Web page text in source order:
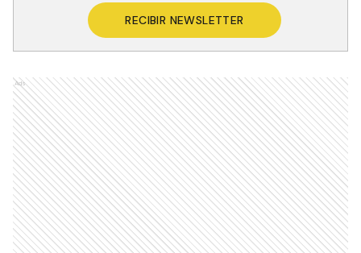
RECIBIR NEWSLETTER
Ads